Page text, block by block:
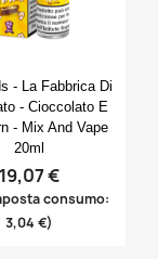
desideri
dei
Accedi
- La Fabbrica Di
- Cioccolato E
- Mix And Vape
20ml
19,07 €
consumo:
3,04 €)